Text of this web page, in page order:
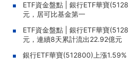
ETF資金盤點 | 銀行ETF華寶
元，居可比基金第一
ETF資金盤點 | 銀行ETF華寶
元，連續8天累計流出22.92億元
銀行ETF華寶(512800)上漲